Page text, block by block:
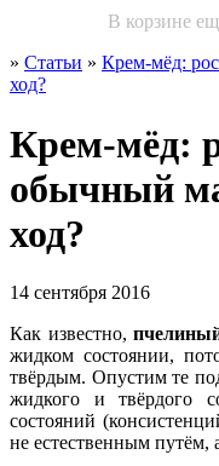
В корзине
» Статьи » Крем-мёд:
ход?
Крем-мёд:
обычный
ход?
14 сентября 2016
Как известно,
жидком состоянии,
твёрдым. Опустим те
жидкого и твёрдого
состояний
не естественным путём,